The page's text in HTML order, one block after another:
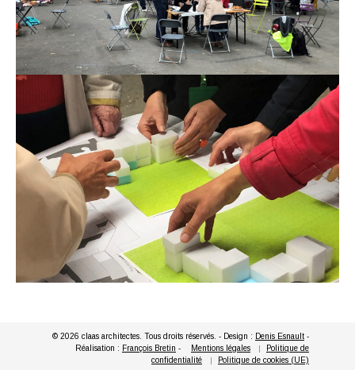
© 2026 claas architectes. Tous droits réservés. - Design : Denis Esnault -
Réalisation : François Bretin - Mentions légales
Politique de
confidentialité
Politique de cookies (UE)